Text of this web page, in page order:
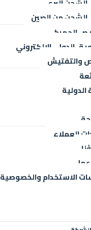
الشحن البري
الشحن من الصين
الجمركي
الدولي الإلكتروني
والتفتيش
الدولية
العملاء
الاستخدام والخصوصية
عن الشركة